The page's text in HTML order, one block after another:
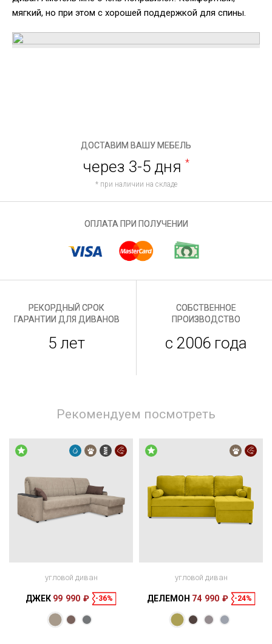
мягкий, но при этом с хорошей поддержкой для спины.
ДОСТАВИМ ВАШУ МЕБЕЛЬ
через 3-5 дня *
* при наличии на складе
ОПЛАТА ПРИ ПОЛУЧЕНИИ
РЕКОРДНЫЙ СРОК
ГАРАНТИИ ДЛЯ ДИВАНОВ
5 лет
СОБСТВЕННОЕ
ПРОИЗВОДСТВО
с 2006 года
Рекомендуем посмотреть
Размеры
угловой диван
ДЖЕК 99 990 ₽ -36%
Размеры
угловой диван
ДЕЛЕМОН 74 990 ₽ -24%